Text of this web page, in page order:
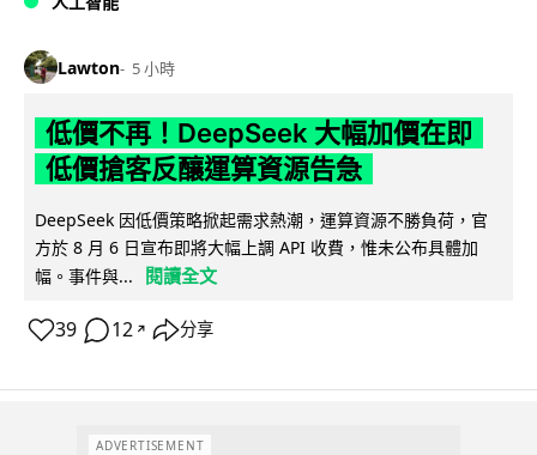
Lawton 5 小時
低價不再！DeepSeek 大幅加價在即
低價搶客反釀運算資源告急
DeepSeek 因低價策略掀起需求熱潮，運算資源不勝負荷，官
方於 8 月 6 日宣布即將大幅上調 API 收費，惟未公布具體加
幅。事件與...
閱讀全文
39 12 ↗ 分享
ADVERTISEMENT